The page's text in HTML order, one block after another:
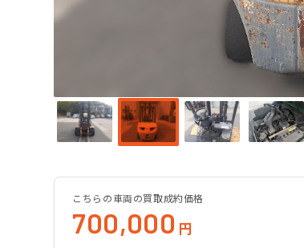
こちらの車両の買取成約価格
700,000 円